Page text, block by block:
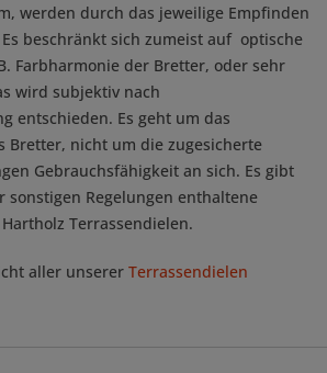
werden durch das jeweilige Empfinden
beschränkt sich zumeist auf optische
Farbharmonie der Bretter, oder sehr
wird subjektiv nach
entschieden. Es geht um das
Bretter, nicht um die zugesicherte
Gebrauchsfähigkeit an sich. Es gibt
sonstigen Regelungen enthaltene
Terrassendielen.
aller unserer Terrassendielen